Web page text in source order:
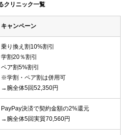
クリニック一覧
キャンペーン
乗り換え割10%割引
学割20％割引
ペア割5%割引
※学割・ペア割は併用可
→腕全体5回52,350円
PayPay決済で契約金額の2%還元
→腕全体5回実質70,560円